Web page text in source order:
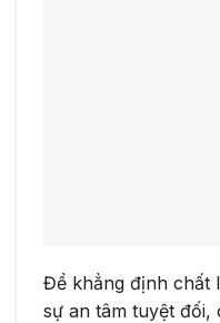
Để khẳng định chất
sự an tâm tuyệt